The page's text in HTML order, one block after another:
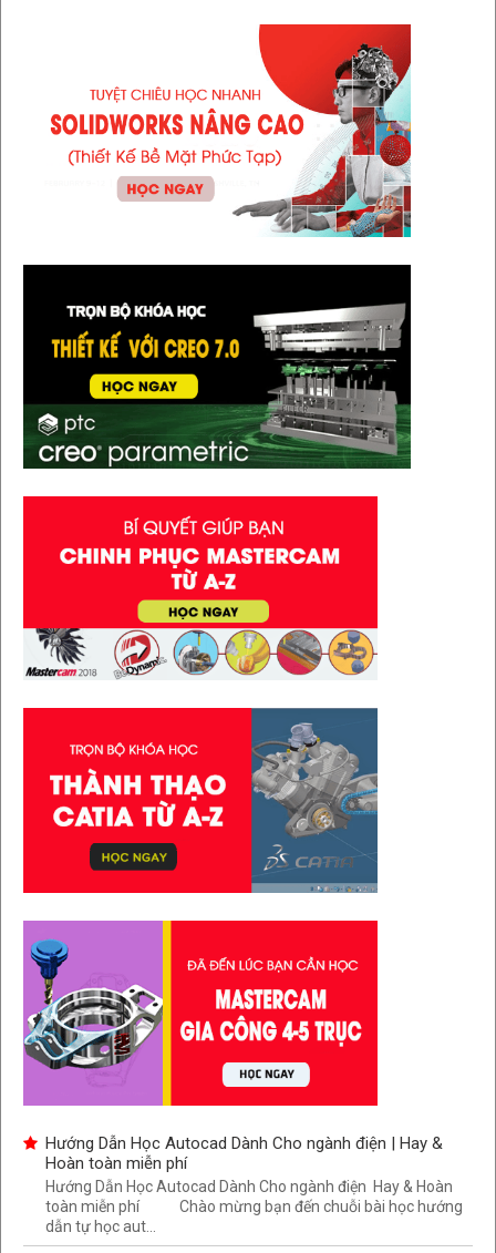
Hướng Dẫn Học Autocad Dành Cho ngành điện | Hay &
Hoàn toàn miễn phí
Hướng Dẫn Học Autocad Dành Cho ngành điện Hay & Hoàn
toàn miễn phí Chào mừng bạn đến chuỗi bài học hướng
dẫn tự học aut...